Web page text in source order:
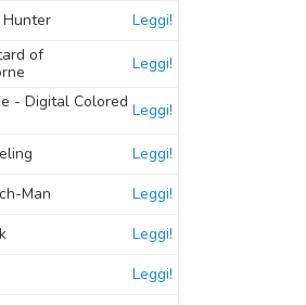
Leggi!
of
Leggi!
- Digital Colored Leggi!
Leggi!
Man Leggi!
Leggi!
Leggi!